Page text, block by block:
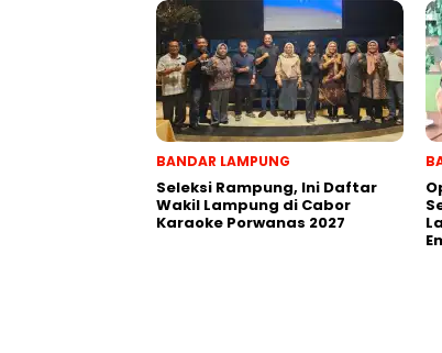
BANDAR LAMPUNG
Seleksi Rampung, Ini Daftar
Wakil Lampung di Cabor
Karaoke Porwanas 2027